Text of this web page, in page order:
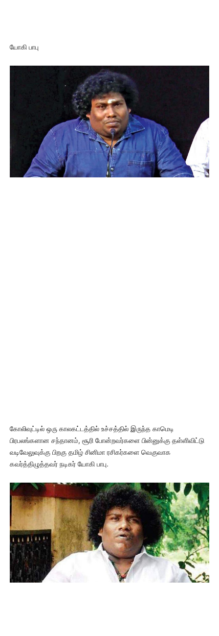
யோகி பாபு
கோலிவுட்டில் ஒரு காலகட்டத்தில் உச்சத்தில் இருந்த காமெடி
பிரபலங்களான சந்தானம், சூரி போன்றவர்களை பின்னுக்கு தள்ளிவிட்டு
வடிவேலுவுக்கு பிறகு தமிழ் சினிமா ரசிகர்களை வெகுவாக
கவர்த்திழுத்தவர் நடிகர் யோகி பாபு.